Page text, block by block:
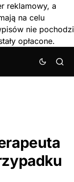
reklamowy, a
na celu
nie pochodzi
opłacone.